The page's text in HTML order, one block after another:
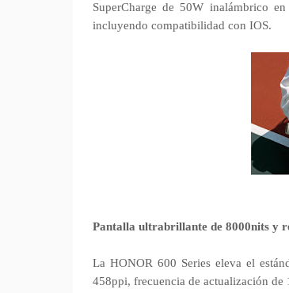
SuperCharge de 50W inalámbrico
incluyendo compatibilidad con IOS.
Pantalla ultrabrillante de 8000nits y
La HONOR 600 Series eleva el
458ppi, frecuencia de actualización